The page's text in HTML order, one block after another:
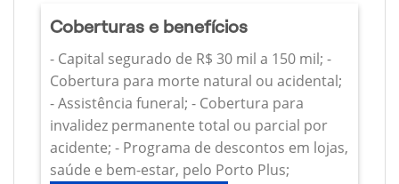
Coberturas e benefícios
- Capital segurado de R$ 30 mil a 150 mil; -
Cobertura para morte natural ou acidental;
- Assistência funeral; - Cobertura para
invalidez permanente total ou parcial por
acidente; - Programa de descontos em lojas,
saúde e bem-estar, pelo Porto Plus;